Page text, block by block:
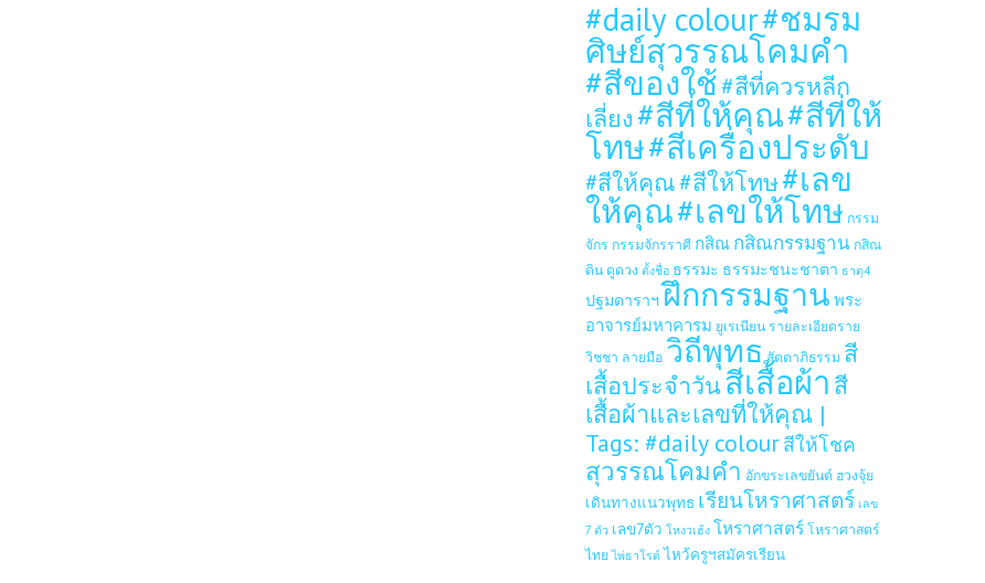
#daily colour#ชมรม
ศิษย์สุวรรณโคมคำ
#สีของใช้#สีที่ควรหลีก
เลี่ยง #สีที่ให้คุณ#สีที่ให้
โทษ#สีเครื่องประดับ
#สีให้คุณ#สีให้โทษ#เลข
ให้คุณ#เลขให้โทษ กรรม
จักร กรรมจักรราศี กสิณ กสิณกรรมฐาน กสิณ
ดินดูดวง ตั้งชื่อ ธรรมะ ธรรมะชนะชาตา ธาตุ4
ปฐมดาราฯฝึกกรรมฐาน พระ
อาจารย์มหาคารม ยูเรเนียน รายละเอียดราย
วิชชา ลายมือวิถีพุทธ สัตตาภิธรรม สี
เสื้อประจำวันสีเสื้อผ้า สี
เสื้อผ้าและเลขที่ให้คุณ |
Tags: #daily colourสีให้โชค
สุวรรณโคมคำ อักขระเลขยันต์ ฮวงจุ้ย
เดินทางแนวพุทธ เรียนโหราศาสตร์ เลข
7 ตัว เลข7ตัว โหงวเฮ้ง โหราศาสตร์โหราศาสตร์
ไทย ไพ่ธาโรต์ ไหว้ครูฯสมัครเรียน